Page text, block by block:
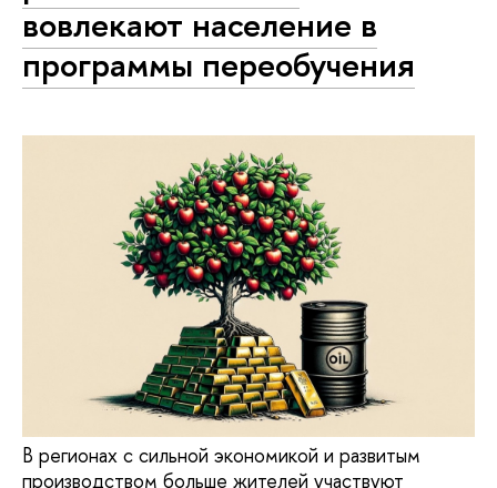
вовлекают население в
программы переобучения
В регионах с сильной экономикой и развитым
производством больше жителей участвуют